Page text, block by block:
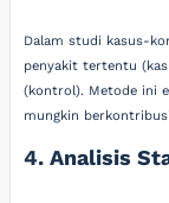
Dalam studi kasus-
penyakit tertentu
(kontrol). Metode ini
mungkin
4. Analisis